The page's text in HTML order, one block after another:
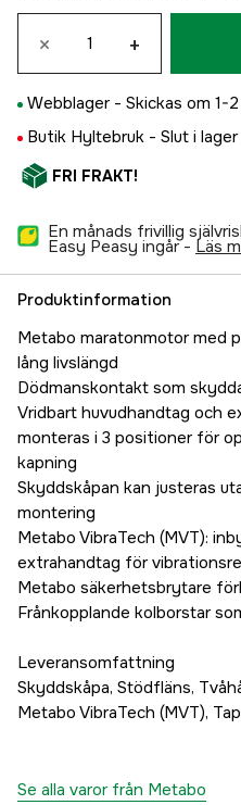
× +
Webblager - Skickas om 1-
Butik Hyltebruk - Slut i lager
FRI FRAKT!
En månads frivillig
Easy Peasy ingår - läs
Produktinformation
Metabo maratonmotor med
lång livslängd
Dödmanskontakt som
Vridbart huvudhandtag och
monteras i 3 positioner för
kapning
Skyddskåpan kan justeras
montering
Metabo VibraTech (MVT):
extrahandtag för
Metabo säkerhetsbrytare
Frånkopplande kolborstar
Leveransomfattning
Skyddskåpa, Stödfläns,
Metabo VibraTech (MVT),
Se alla varor från Metabo